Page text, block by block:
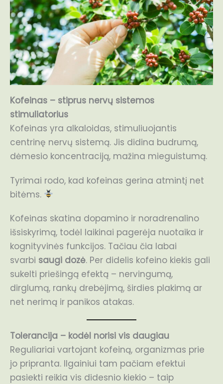
Kofeinas – stiprus nervų sistemos
stimuliatorius
Kofeinas yra alkaloidas, stimuliuojantis
centrinę nervų sistemą. Jis didina budrumą,
dėmesio koncentraciją, mažina mieguistumą.
Tyrimai rodo, kad kofeinas gerina atmintį net
bitėms.
Kofeinas skatina dopamino ir noradrenalino
išsiskyrimą, todėl laikinai pagerėja nuotaika ir
kognityvinės funkcijos. Tačiau čia labai
svarbi saugi dozė. Per didelis kofeino kiekis gali
sukelti priešingą efektą – nervingumą,
dirglumą, rankų drebėjimą, širdies plakimą ar
net nerimą ir panikos atakas.
Tolerancija – kodėl norisi vis daugiau
Reguliariai vartojant kofeiną, organizmas prie
jo pripranta. Ilgainiui tam pačiam efektui
pasiekti reikia vis didesnio kiekio – taip